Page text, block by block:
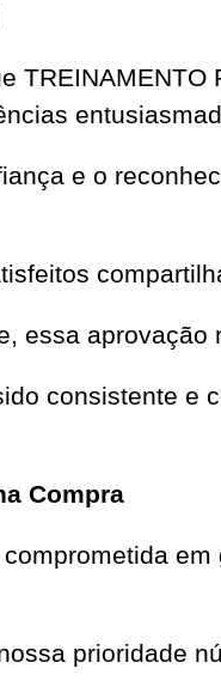
e o
essa aprovação
consistente e
Compra
prioridade